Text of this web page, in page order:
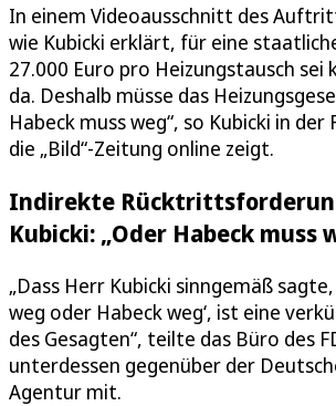
In einem Videoausschnitt des
wie Kubicki erklärt, für eine
27.000 Euro pro Heizungstausch sei
da. Deshalb müsse das
Habeck muss weg“, so Kubicki in der
die „Bild“-Zeitung online zeigt.
Indirekte
Kubicki: „Oder Habeck muss
„Dass Herr Kubicki sinngemäß
weg oder Habeck weg‘, ist eine
des Gesagten“, teilte das Büro des
unterdessen gegenüber der
Agentur mit.